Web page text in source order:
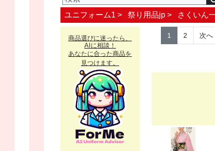
ユニフォーム1 > 祭り用品jp > さくいん
商品選びに迷ったら、
AIに相談！
あなたに合った商品を
見つけます。
1 2 次へ